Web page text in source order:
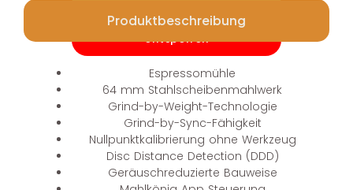
akzeptieren und Inhalte
Produktbeschreibung
Espressomühle
64 mm Stahlscheibenmahlwerk
Grind-by-Weight-Technologie
Grind-by-Sync-Fähigkeit
Nullpunktkalibrierung ohne Werkzeug
Disc Distance Detection (DDD)
Geräuschreduzierte Bauweise